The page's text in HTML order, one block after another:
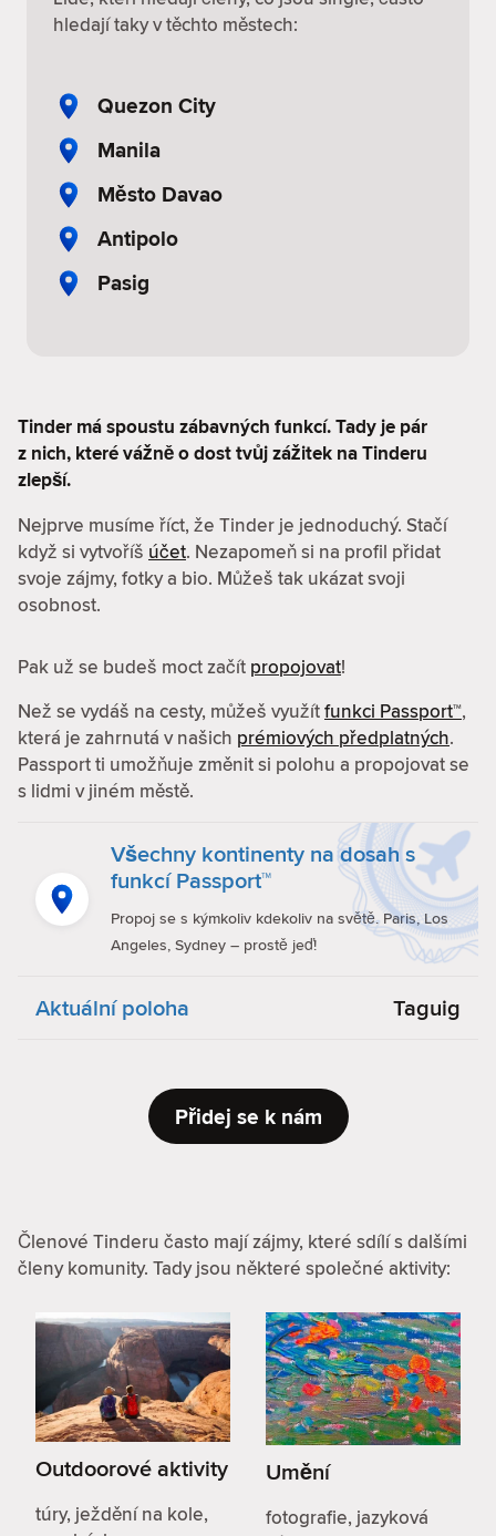
hledají taky v těchto městech:
Quezon City
Manila
Město Davao
Antipolo
Pasig
Tinder má spoustu zábavných funkcí. Tady je pár
z nich, které vážně o dost tvůj zážitek na Tinderu
zlepší.
Nejprve musíme říct, že Tinder je jednoduchý. Stačí
když si vytvoříš účet. Nezapomeň si na profil přidat
svoje zájmy, fotky a bio. Můžeš tak ukázat svoji
osobnost.
Pak už se budeš moct začít propojovat!
Než se vydáš na cesty, můžeš využítfunkci Passport™,
která je zahrnutá v našich prémiových předplatných.
Passport ti umožňuje změnit si polohu a propojovat se
s lidmi v jiném městě.
Všechny kontinenty na dosah s
funkcí Passport™
Propoj se s kýmkoliv kdekoliv na světě. Paris, Los
Angeles, Sydney – prostě jeď!
Aktuální poloha Taguig
Přidej se k nám
Členové Tinderu často mají zájmy, které sdílí s dalšími
členy komunity. Tady jsou některé společné aktivity:
Outdoorové aktivity
túry, ježdění na kole,
Umění
fotografie, jazyková